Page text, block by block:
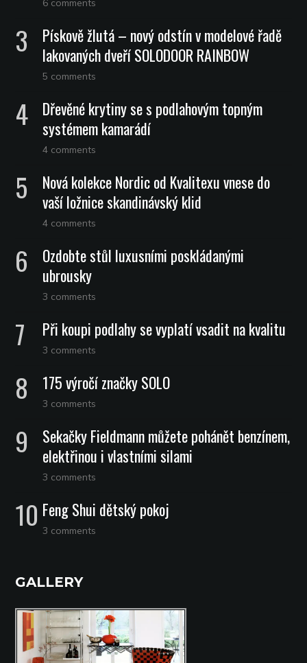
6 comments
Pískově žlutá – nový odstín v modelové řadě
lakovaných dveří SOLODOOR RAINBOW
5 comments
Dřevěné krytiny se s podlahovým topným
systémem kamarádí
4 comments
Nová kolekce Nordic od Kvalitexu vnese do
vaší ložnice skandinávský klid
4 comments
Ozdobte stůl luxusními poskládanými
ubrousky
3 comments
Při koupi podlahy se vyplatí vsadit na kvalitu
3 comments
175 výročí značky SOLO
3 comments
Sekačky Fieldmann můžete pohánět benzínem,
elektřinou i vlastními silami
3 comments
Feng Shui dětský pokoj
3 comments
GALLERY